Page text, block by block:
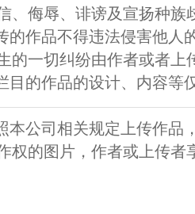
、侮辱、诽谤及宣扬种族
的作品不得违法侵害他人
的一切纠纷由作者或者上
目的作品的设计、内容等
本公司相关规定上传作品
权的图片，作者或上传者